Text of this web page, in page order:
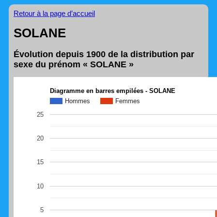
Retour à la page d’accueil
SOLANE
Évolution depuis 1900 de la distribution par
sexe du prénom « SOLANE »
Diagramme en barres empilées - SOLANE
Hommes
Femmes
5
10
15
20
25